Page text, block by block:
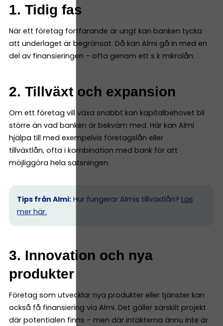
1. Tidig fas
När ett företag fortfarande är ungt kan banken tycka
att underlaget är begränsat. Då kan Almi gå in med en
del av finansieringen – ofta genom ett s k mikrolån.
2. Tillväxt och expansion
Om ett företag vill växa snabbt kan kapitalbehovet bli
större än vad banken är bekväm med. Här kan Almi
hjälpa till med exempelvis företagslån eller
tillväxtlån, ofta i kombination med bank för att
möjliggöra hela satsningen.
Tips från Almi: Hur fungerar Almis tillväxtlån? Läs
mer här.
3. Innovation och nya
produkter
Företag som utvecklar nya produkter eller tjänster kan
också få finansiering via Almi. Det gäller särskilt projekt
där potentialen finns – men där intäkterna ännu inte är